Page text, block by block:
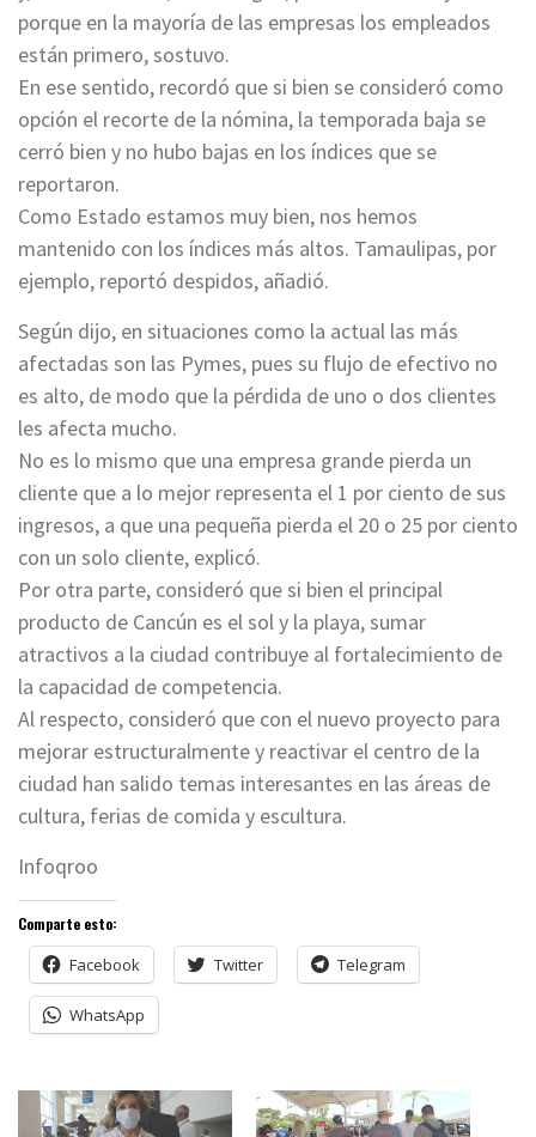
porque en la mayoría de las empresas los empleados
están primero, sostuvo.
En ese sentido, recordó que si bien se consideró como
opción el recorte de la nómina, la temporada baja se
cerró bien y no hubo bajas en los índices que se
reportaron.
Como Estado estamos muy bien, nos hemos
mantenido con los índices más altos. Tamaulipas, por
ejemplo, reportó despidos, añadió.
Según dijo, en situaciones como la actual las más
afectadas son las Pymes, pues su flujo de efectivo no
es alto, de modo que la pérdida de uno o dos clientes
les afecta mucho.
No es lo mismo que una empresa grande pierda un
cliente que a lo mejor representa el 1 por ciento de sus
ingresos, a que una pequeña pierda el 20 o 25 por ciento
con un solo cliente, explicó.
Por otra parte, consideró que si bien el principal
producto de Cancún es el sol y la playa, sumar
atractivos a la ciudad contribuye al fortalecimiento de
la capacidad de competencia.
Al respecto, consideró que con el nuevo proyecto para
mejorar estructuralmente y reactivar el centro de la
ciudad han salido temas interesantes en las áreas de
cultura, ferias de comida y escultura.
Infoqroo
Comparte esto:
Facebook Twitter Telegram
WhatsApp